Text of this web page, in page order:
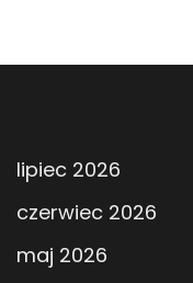
lipiec 2026
czerwiec 2026
maj 2026